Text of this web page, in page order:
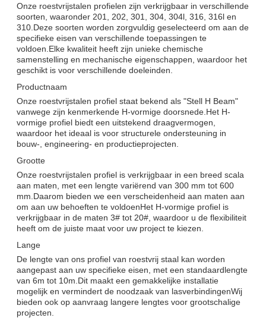
Onze roestvrijstalen profielen zijn verkrijgbaar in verschillende
soorten, waaronder 201, 202, 301, 304, 304l, 316, 316l en
310.Deze soorten worden zorgvuldig geselecteerd om aan de
specifieke eisen van verschillende toepassingen te
voldoen.Elke kwaliteit heeft zijn unieke chemische
samenstelling en mechanische eigenschappen, waardoor het
geschikt is voor verschillende doeleinden.
Productnaam
Onze roestvrijstalen profiel staat bekend als "Stell H Beam"
vanwege zijn kenmerkende H-vormige doorsnede.Het H-
vormige profiel biedt een uitstekend draagvermogen,
waardoor het ideaal is voor structurele ondersteuning in
bouw-, engineering- en productieprojecten.
Grootte
Onze roestvrijstalen profiel is verkrijgbaar in een breed scala
aan maten, met een lengte variërend van 300 mm tot 600
mm.Daarom bieden we een verscheidenheid aan maten aan
om aan uw behoeften te voldoenHet H-vormige profiel is
verkrijgbaar in de maten 3# tot 20#, waardoor u de flexibiliteit
heeft om de juiste maat voor uw project te kiezen.
Lange
De lengte van ons profiel van roestvrij staal kan worden
aangepast aan uw specifieke eisen, met een standaardlengte
van 6m tot 10m.Dit maakt een gemakkelijke installatie
mogelijk en vermindert de noodzaak van lasverbindingenWij
bieden ook op aanvraag langere lengtes voor grootschalige
projecten.